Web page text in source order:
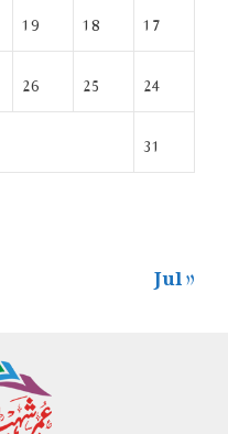
17
18
19
24
25
26
31
« Jul